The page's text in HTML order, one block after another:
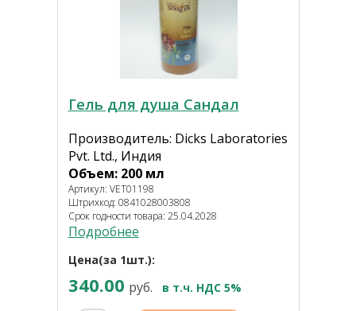
Гель для душа Сандал
Производитель: Dicks Laboratories
Pvt. Ltd., Индия
Объем: 200 мл
Артикул: VET01198
Штрихкод: 0841028003808
Срок годности товара: 25.04.2028
Подробнее
Цена(за 1шт.):
340.00 руб. в т.ч. НДС 5%